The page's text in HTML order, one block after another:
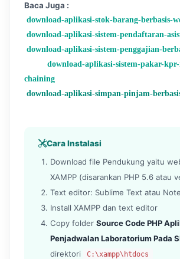
Baca Juga :
download-aplikasi-stok-barang-berbasis-
download-aplikasi-sistem-pendaftaran-
download-aplikasi-sistem-penggajian-
download-aplikasi-sistem-pakar-kpr-
chaining
download-aplikasi-simpan-pinjam-
Cara Instalasi
Download file Pendukung yaitu
XAMPP (disarankan PHP 5.6 atau
Text editor: Sublime Text atau
Install XAMPP dan text editor
Copy folder Source Code PHP
Penjadwalan Laboratorium Pada
direktori
C:\xampp\htdocs